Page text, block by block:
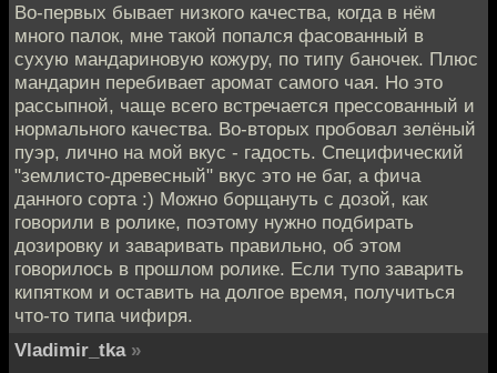
Во-первых бывает низкого качества, когда в нём
много палок, мне такой попался фасованный в
сухую мандариновую кожуру, по типу баночек. Плюс
мандарин перебивает аромат самого чая. Но это
рассыпной, чаще всего встречается прессованный и
нормального качества. Во-вторых пробовал зелёный
пуэр, лично на мой вкус - гадость. Специфический
"землисто-древесный" вкус это не баг, а фича
данного сорта :) Можно борщануть с дозой, как
говорили в ролике, поэтому нужно подбирать
дозировку и заваривать правильно, об этом
говорилось в прошлом ролике. Если тупо заварить
кипятком и оставить на долгое время, получиться
что-то типа чифиря.
Vladimir_tka »